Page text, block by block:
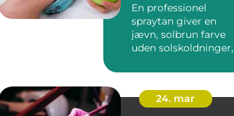
En professionel
spraytan giver en
jævn, solbrun farve
uden solskoldninger,
i...
24. mar